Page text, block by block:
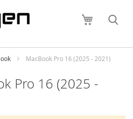
Моя
MacBook Pro 16 (2025 - 2021)
Pro 16 (2025 -